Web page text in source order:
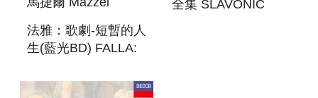
法雅：歌劇-短暫的人
生(藍光BD) FALLA:
全集 SLAVONIC